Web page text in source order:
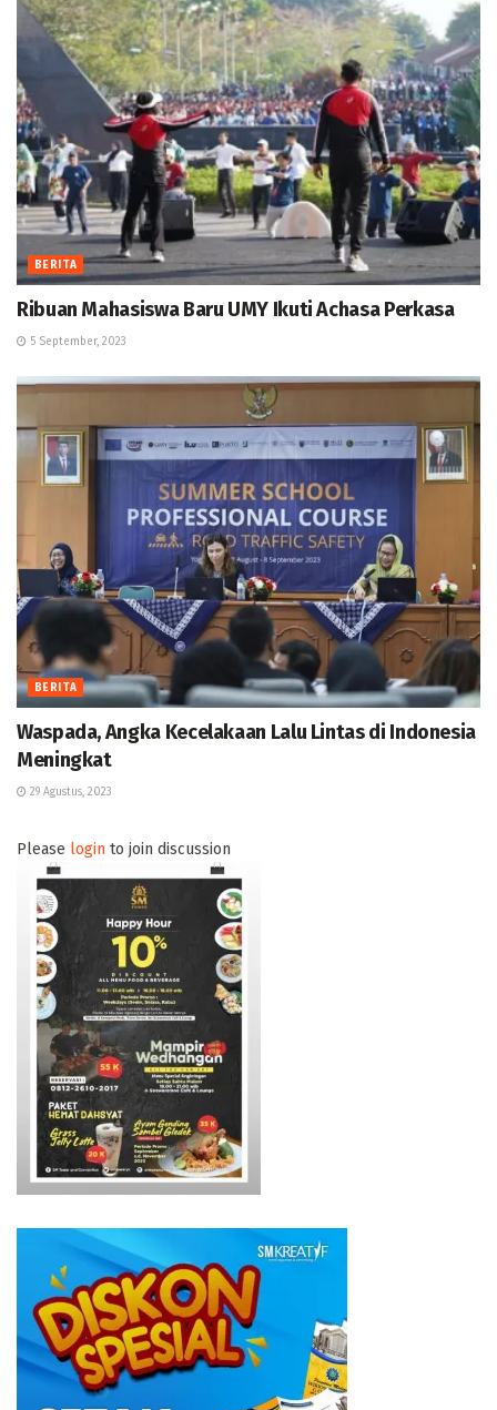
BERITA
Ribuan Mahasiswa Baru UMY Ikuti Achasa Perkasa
5 September, 2023
BERITA
Waspada, Angka Kecelakaan Lalu Lintas di Indonesia
Meningkat
29 Agustus, 2023
Please login to join discussion